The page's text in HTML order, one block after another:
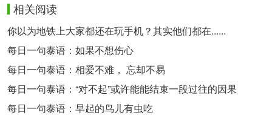
相关阅读
你以为地铁上大家都还在玩手机？其实他们都在......
每日一句泰语：如果不想伤心
每日一句泰语：相爱不难， 忘却不易
每日一句泰语：“对不起”或许能能结束一段过往的因果
每日一句泰语：早起的鸟儿有虫吃